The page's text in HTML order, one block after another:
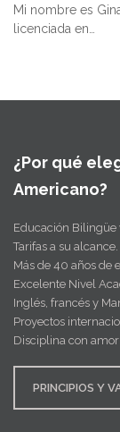
Mi nombre es
licenciada en…
¿Por qué
Americano?
Educación Bilingüe
Tarifas a su alcance.
Más de 40 años de
Excelente Nivel
Inglés, francés y
Proyectos
Disciplina con
PRINCIPIOS Y